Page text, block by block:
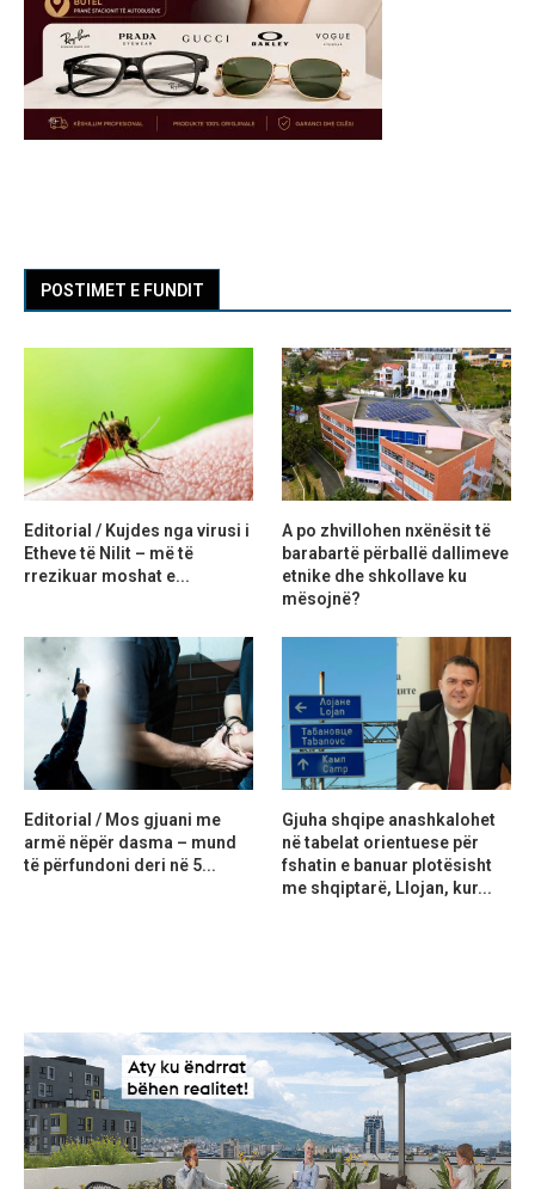
POSTIMET E FUNDIT
Editorial / Kujdes nga virusi i
Etheve të Nilit – më të
rrezikuar moshat e...
A po zhvillohen nxënësit të
barabartë përballë dallimeve
etnike dhe shkollave ku
mësojnë?
Editorial / Mos gjuani me
armë nëpër dasma – mund
të përfundoni deri në 5...
Gjuha shqipe anashkalohet
në tabelat orientuese për
fshatin e banuar plotësisht
me shqiptarë, Llojan, kur...